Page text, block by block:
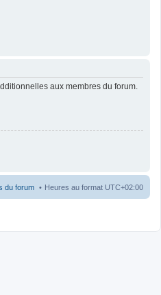
aux membres du forum.
Heures au format UTC+02:00
du forum